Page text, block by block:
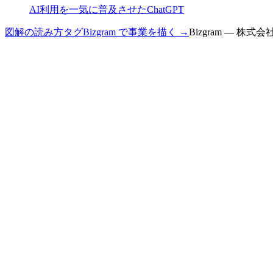
AI利用を一気に普及させたChatGPT
図解の読み方タグBizgram で事業を描く →Bizgram — 株式会